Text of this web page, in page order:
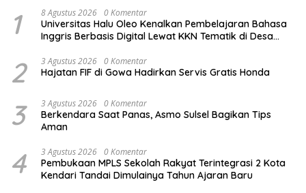
1 8 Agustus 2026 0 Komentar
Universitas Halu Oleo Kenalkan Pembelajaran Bahasa
Inggris Berbasis Digital Lewat KKN Tematik di Desa
2 3 Agustus 2026 0 Komentar
Hajatan FIF di Gowa Hadirkan Servis Gratis Honda
3 3 Agustus 2026 0 Komentar
Berkendara Saat Panas, Asmo Sulsel Bagikan Tips
Aman
4 3 Agustus 2026 0 Komentar
Pembukaan MPLS Sekolah Rakyat Terintegrasi 2 Kota
Kendari Tandai Dimulainya Tahun Ajaran Baru